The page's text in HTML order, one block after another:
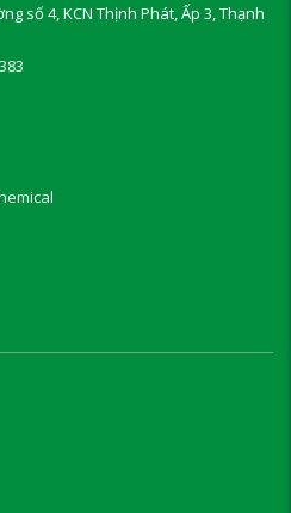
số 4, KCN Thịnh Phát, Ấp 3, Thạnh